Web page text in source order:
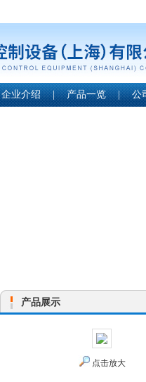
企业介绍 | 产品一览 | 公
产品展示
点击放大